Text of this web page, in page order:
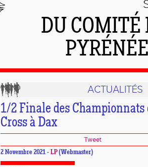
DU
ACTUALITÉS
1/2 Finale des Championnats
Cross à Dax
Tweet
2 Novembre 2021 - LP (Webmaster)